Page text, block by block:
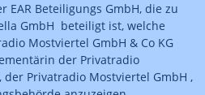
EAR Beteiligungs GmbH, die zu
GmbH beteiligt ist, welche
Mostviertel GmbH & Co KG
der Privatradio
der Privatradio Mostviertel GmbH ,